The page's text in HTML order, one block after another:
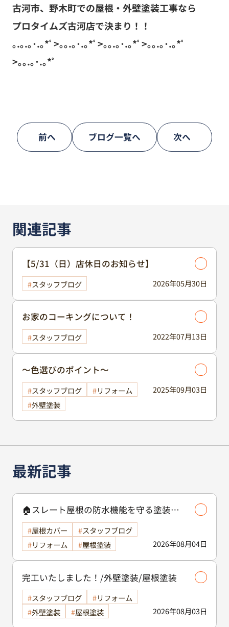
古河市、野木町での屋根・外壁塗装工事なら
プロタイムズ古河店で決まり！！
｡.｡.｡･.｡*ﾟ>｡｡.｡･.｡*ﾟ>｡｡.｡･.｡*ﾟ>｡｡.｡･.｡*ﾟ
>｡｡.｡･.｡*ﾟ
前へ ブログ一覧へ 次へ
最新記事
🏠スレート屋根の防水機能を守る塗装の
役割🏠/屋根塗装
2026年08月04日
屋根カバー
スタッフブログ
リフォーム
屋根塗装
完工いたしました！/外壁塗装/屋根塗装
2026年08月03日
スタッフブログ
リフォーム
外壁塗装
屋根塗装
関連記事
2026年05月30日
【5/31（日）店休日のお知らせ】
スタッフブログ
2022年07月13日
お家のコーキングについて！
スタッフブログ
2025年09月03日
～色選びのポイント～
スタッフブログ
リフォーム
外壁塗装